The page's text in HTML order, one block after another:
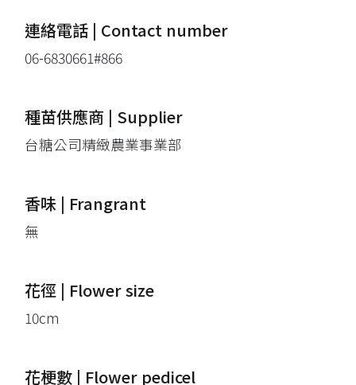
連絡電話 | Contact number
06-6830661#866
種苗供應商 | Supplier
台糖公司精緻農業事業部
香味 | Frangrant
無
花徑 | Flower size
10cm
花梗數 | Flower pedicel